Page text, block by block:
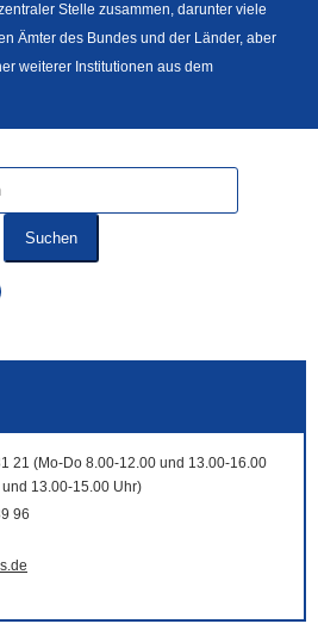
Stelle zusammen, darunter viele
Ämter des Bundes und der Länder, aber
weiterer Institutionen aus dem
Suchen
(Volltextsuche)
21 (Mo-Do 8.00-12.00 und 13.00-16.00
und 13.00-15.00 Uhr)
96